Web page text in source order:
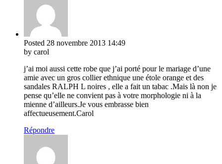
Posted 28 novembre 2013 14:49
by carol
j’ai moi aussi cette robe que j’ai porté pour le mariage d’une
amie avec un gros collier ethnique une étole orange et des
sandales RALPH L noires , elle a fait un tabac .Mais là non je
pense qu’elle ne convient pas à votre morphologie ni à la
mienne d’ailleurs.Je vous embrasse bien
affectueusement.Carol
Répondre